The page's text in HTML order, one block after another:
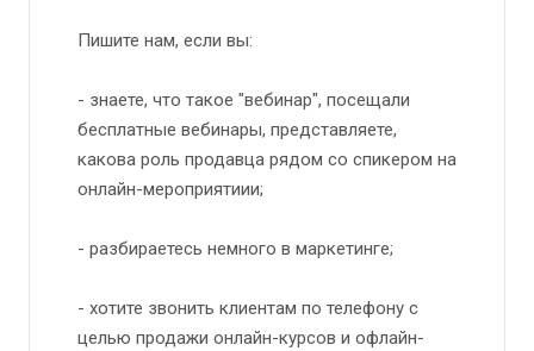
Пишите нам, если вы:
- знаете, что такое "вебинар", посещали
бесплатные вебинары, представляете,
какова роль продавца рядом со спикером на
онлайн-мероприятиии;
- разбираетесь немного в маркетинге;
- хотите звонить клиентам по телефону с
целью продажи онлайн-курсов и офлайн-